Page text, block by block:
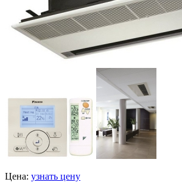
Цена: узнать цену